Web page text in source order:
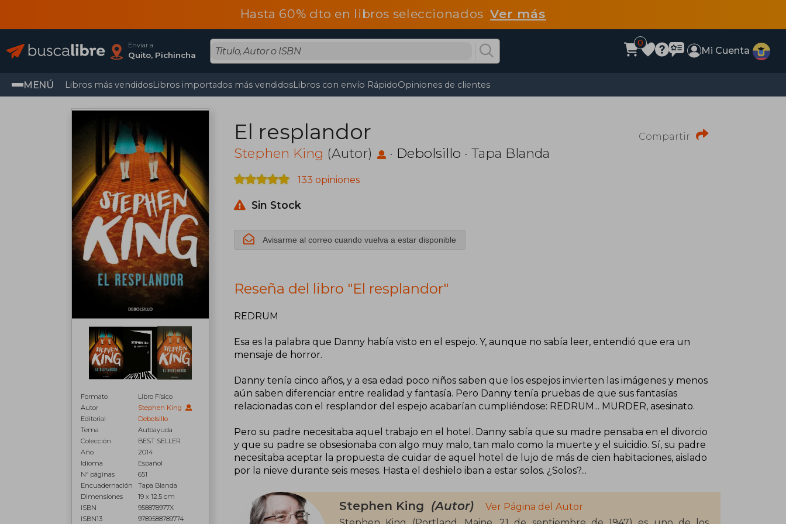
Hasta 60% dto en libros seleccionadosVer más
Enviar a
Quito, Pichincha
0
Mi Cuenta
MENÚ Libros más vendidosLibros importados más vendidosLibros con envío RápidoOpiniones de clientes
Formato
Libro Físico
Autor
Stephen King
Editorial
Debolsillo
Tema
Autoayuda
Colección
BEST SELLER
Año
2014
Idioma
Español
N° páginas
651
Encuadernación
Tapa Blanda
Dimensiones
19 x 12.5 cm
ISBN
958878977X
ISBN13
9789588789774
Compartir
El resplandor
Stephen King (Autor) · Debolsillo · Tapa Blanda
133 opiniones
Sin Stock
Avisarme al correo cuando vuelva a estar disponible
Reseña del libro "El resplandor"
REDRUM
Esa es la palabra que Danny había visto en el espejo. Y, aunque no sabía leer, entendió que era un
mensaje de horror.
Danny tenía cinco años, y a esa edad poco niños saben que los espejos invierten las imágenes y menos
aún saben diferenciar entre realidad y fantasía. Pero Danny tenía pruebas de que sus fantasías
relacionadas con el resplandor del espejo acabarían cumpliéndose: REDRUM... MURDER, asesinato.
Pero su padre necesitaba aquel trabajo en el hotel. Danny sabía que su madre pensaba en el divorcio
y que su padre se obsesionaba con algo muy malo, tan malo como la muerte y el suicidio. Sí, su padre
necesitaba aceptar la propuesta de cuidar de aquel hotel de lujo de más de cien habitaciones, aislado
por la nieve durante seis meses. Hasta el deshielo iban a estar solos. ¿Solos?...
Stephen King (Autor)
Ver Página del Autor